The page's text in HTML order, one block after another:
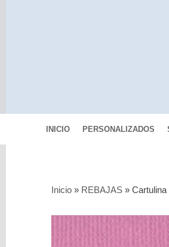
INICIO PERSONALIZADOS
Inicio » REBAJAS »